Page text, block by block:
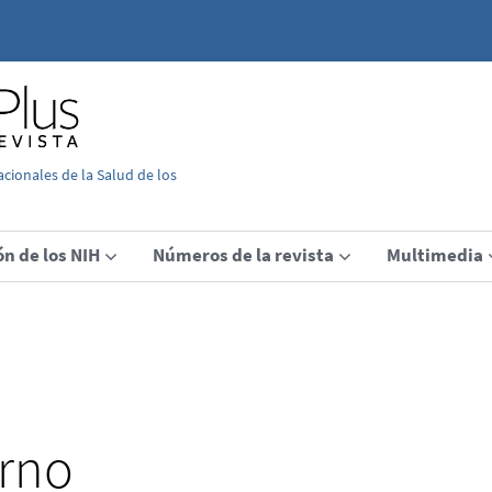
de la Salud de los
de los NIH Números de la revista Multimedia